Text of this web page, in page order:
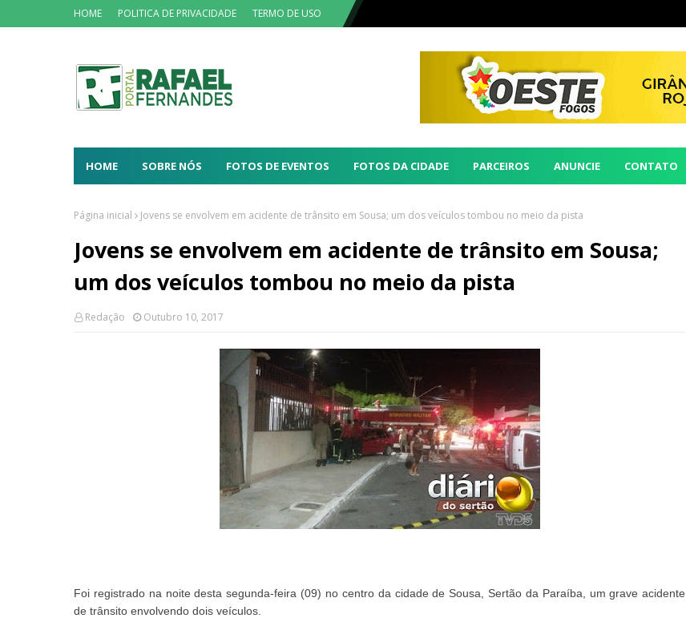
HOME POLITICA DE PRIVACIDADE TERMO DE USO
HOME SOBRE NÓS FOTOS DE EVENTOS FOTOS DA CIDADE PARCEIROS ANUNCIE CONTATO
Página inicial Jovens se envolvem em acidente de trânsito em Sousa; um dos veículos tombou no meio da pista
Jovens se envolvem em acidente de trânsito em Sousa;
um dos veículos tombou no meio da pista
Redação Outubro 10, 2017
Foi registrado na noite desta segunda-feira (09) no centro da cidade de Sousa , Sertão da Paraíba, um grave acidente
de trânsito envolvendo dois veículos.